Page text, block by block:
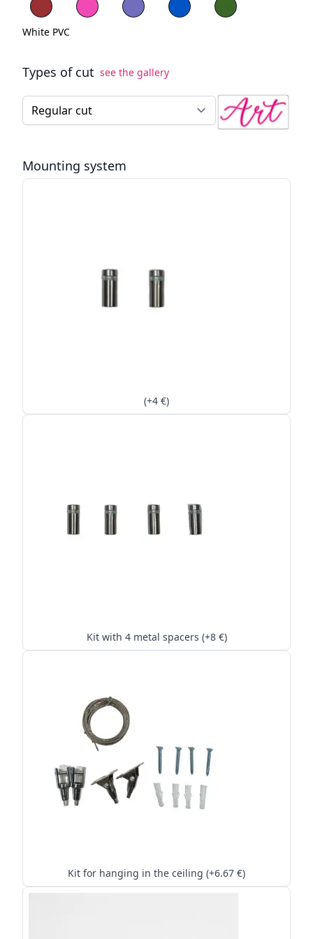
White PVC
Types of cut see the gallery
Type of cut for the LED neon sign
Mounting system
(+4 €)
Kit with 4 metal spacers (+8 €)
Kit for hanging in the ceiling (+6.67 €)